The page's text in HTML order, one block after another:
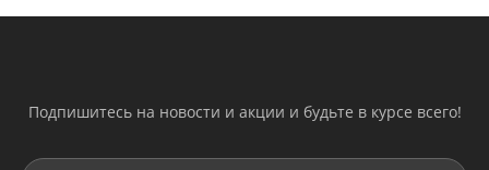
Подпишитесь на новости и акции и будьте в курсе всего!